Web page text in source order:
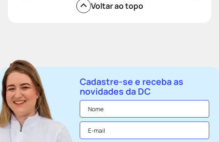
Voltar ao topo
Cadastre-se e receba as
novidades da DC